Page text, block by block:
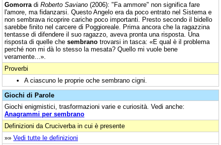
Gomorra di Roberto Saviano (2006): "Fa ammore" non significa fare
l'amore, ma fidanzarsi. Questo Angelo era da poco entrato nel Sistema e
non sembrava ricoprire cariche poco importanti. Presto secondo il bidello
sarebbe finito nel carcere di Poggioreale. Prima ancora che la ragazzina
tentasse di difendere il suo ragazzo, aveva pronta una risposta. Una
risposta di quelle che sembrano trovarsi in tasca: «E qual è il problema
perché non mi dà lo stesso la mesata? Quello mi vuole bene
veramente...».
Proverbi
A ciascuno le proprie oche sembrano cigni.
Giochi di Parole
Giochi enigmistici, trasformazioni varie e curiosità. Vedi anche:
Anagrammi per sembrano
Definizioni da Cruciverba in cui è presente
»» Vedi tutte le definizioni